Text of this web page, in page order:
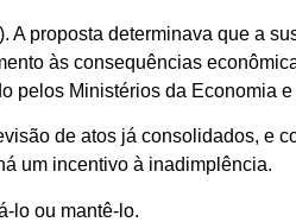
proposta determinava que a
às consequências
pelos Ministérios da Economia
de atos já consolidados, e
um incentivo à inadimplência.
lo ou mantê-lo.